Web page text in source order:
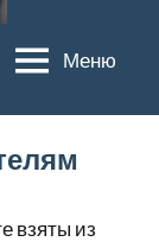
Меню
взяты из